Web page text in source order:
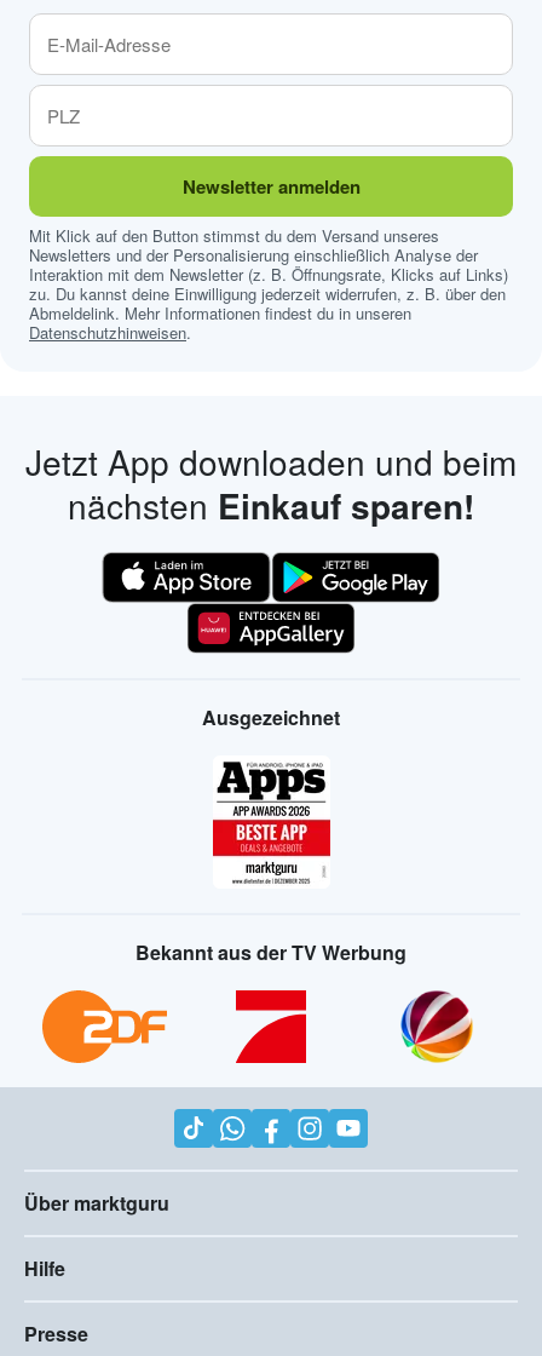
Newsletter anmelden
Mit Klick auf den Button stimmst du dem Versand unseres
Newsletters und der Personalisierung einschließlich Analyse der
Interaktion mit dem Newsletter (z. B. Öffnungsrate, Klicks auf Links)
zu. Du kannst deine Einwilligung jederzeit widerrufen, z. B. über den
Abmeldelink. Mehr Informationen findest du in unseren
Datenschutzhinweisen.
Jetzt App downloaden und beim
nächsten Einkauf sparen!
Ausgezeichnet
Bekannt aus der TV Werbung
Über marktguru
Hilfe
Presse